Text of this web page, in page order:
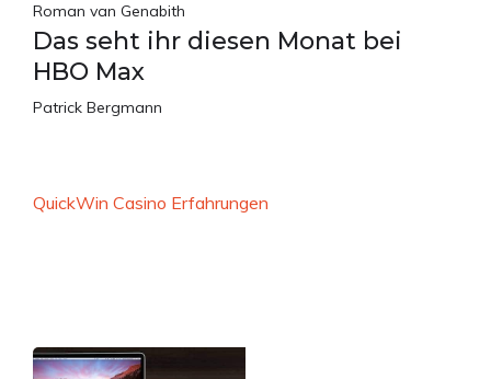
Roman van Genabith
Das seht ihr diesen Monat bei
HBO Max
Patrick Bergmann
QuickWin Casino Erfahrungen